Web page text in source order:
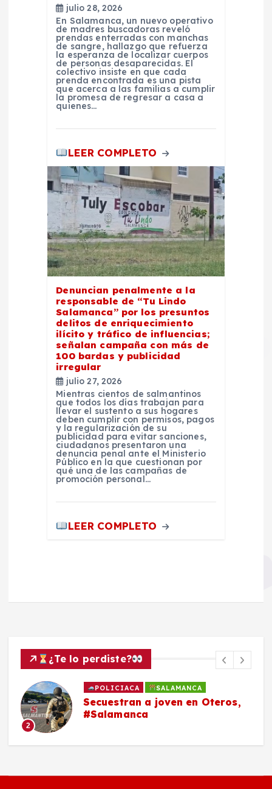
julio 28, 2026
En Salamanca, un nuevo operativo
de madres buscadoras reveló
prendas enterradas con manchas
de sangre, hallazgo que refuerza
la esperanza de localizar cuerpos
de personas desaparecidas. El
colectivo insiste en que cada
prenda encontrada es una pista
que acerca a las familias a cumplir
la promesa de regresar a casa a
quienes…
LEER COMPLETO
Denuncian penalmente a la
responsable de “Tu Lindo
Salamanca” por los presuntos
delitos de enriquecimiento
ilícito y tráfico de influencias;
señalan campaña con más de
100 bardas y publicidad
irregular
julio 27, 2026
Mientras cientos de salmantinos
que todos los días trabajan para
llevar el sustento a sus hogares
deben cumplir con permisos, pagos
y la regularización de su
publicidad para evitar sanciones,
ciudadanos presentaron una
denuncia penal ante el Ministerio
Público en la que cuestionan por
qué una de las campañas de
promoción personal…
LEER COMPLETO
¿Te lo perdiste?
3
EDITORIALES
La Chachalaca